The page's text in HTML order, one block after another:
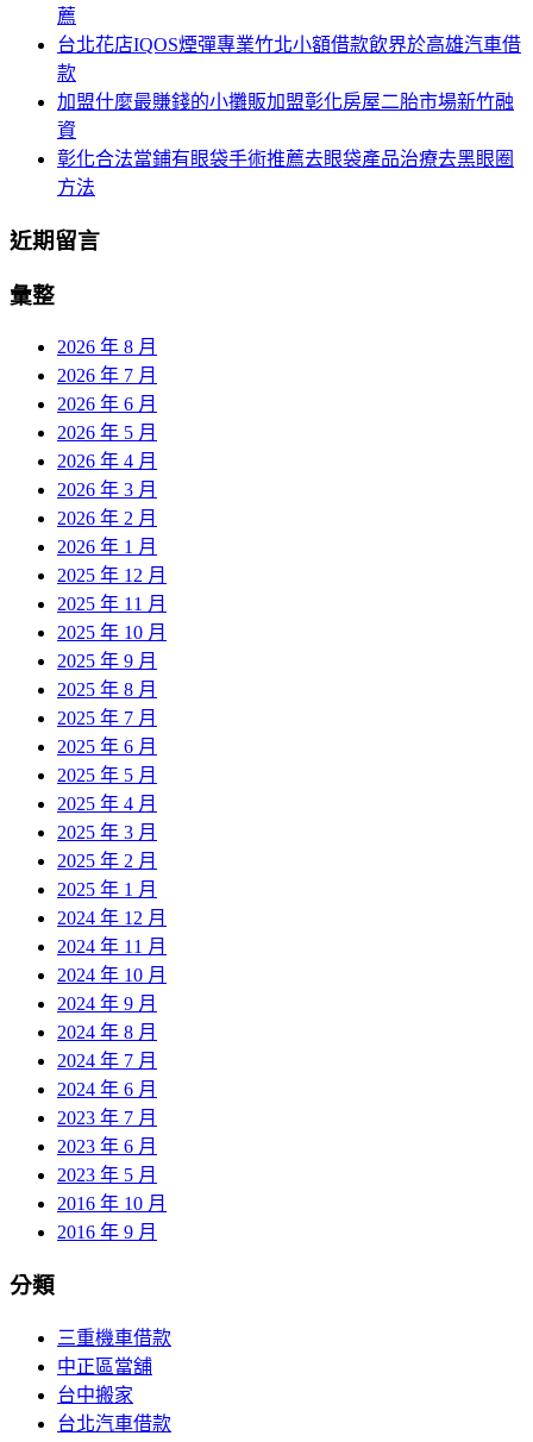
薦
台北花店IQOS煙彈專業竹北小額借款飲界於高雄汽車借
款
加盟什麼最賺錢的小攤販加盟彰化房屋二胎市場新竹融
資
彰化合法當鋪有眼袋手術推薦去眼袋產品治療去黑眼圈
方法
近期留言
彙整
2026 年 8 月
2026 年 7 月
2026 年 6 月
2026 年 5 月
2026 年 4 月
2026 年 3 月
2026 年 2 月
2026 年 1 月
2025 年 12 月
2025 年 11 月
2025 年 10 月
2025 年 9 月
2025 年 8 月
2025 年 7 月
2025 年 6 月
2025 年 5 月
2025 年 4 月
2025 年 3 月
2025 年 2 月
2025 年 1 月
2024 年 12 月
2024 年 11 月
2024 年 10 月
2024 年 9 月
2024 年 8 月
2024 年 7 月
2024 年 6 月
2023 年 7 月
2023 年 6 月
2023 年 5 月
2016 年 10 月
2016 年 9 月
分類
三重機車借款
中正區當舖
台中搬家
台北汽車借款